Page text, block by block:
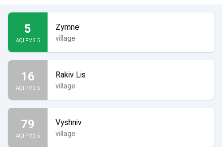
5
AQI PM2.5
Zymne
village
16
AQI PM2.5
Rakiv Lis
village
79
AQI PM2.5
Vyshniv
village